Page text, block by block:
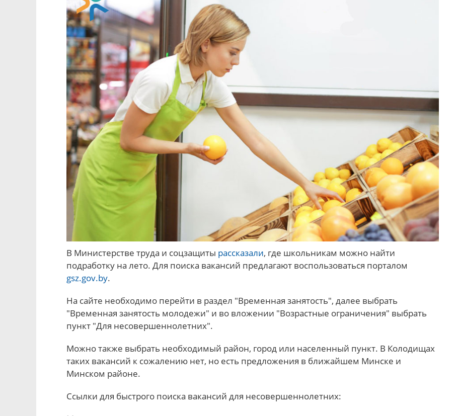
В Министерстве труда и соцзащиты рассказали, где школьникам можно найти
подработку на лето. Для поиска вакансий предлагают воспользоваться порталом
gsz.gov.by.
На сайте необходимо перейти в раздел "Временная занятость", далее выбрать
"Временная занятость молодежи" и во вложении "Возрастные ограничения" выбрать
пункт "Для несовершеннолетних".
Можно также выбрать необходимый район, город или населенный пункт. В Колодищах
таких вакансий к сожалению нет, но есть предложения в ближайшем Минске и
Минском районе.
Ссылки для быстрого поиска вакансий для несовершеннолетних: